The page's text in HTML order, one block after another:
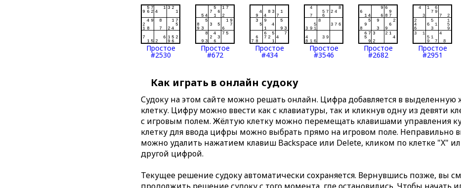
Простое
#2530
Простое
#672
Простое
#434
Простое
#3546
Простое
#2682
Простое
#2951
Как играть в онлайн судоку
Судоку на этом сайте можно решать онлайн. Цифра добавляется в
клетку. Цифру можно ввести как с клавиатуры, так и кликнув одну из девяти
с игровым полем. Жёлтую клетку можно перемещать клавишами управления
клетку для ввода цифры можно выбрать прямо на игровом поле. Неправильно
можно удалить нажатием клавиш Backspace или Delete, кликом по клетке "X"
другой цифрой.
Текущее решение судоку автоматически сохраняется. Вернувшись позже, вы